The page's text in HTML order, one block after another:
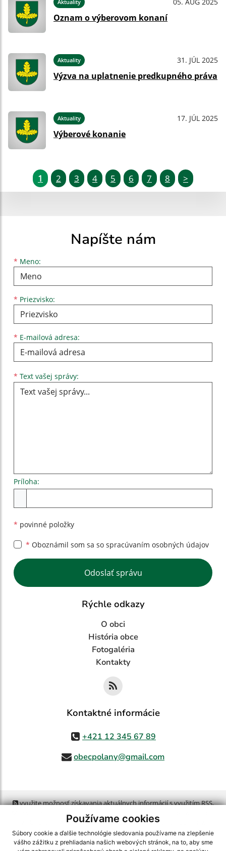
Používame cookies
Súbory cookie a ďalšie technológie sledovania používame na zlepšenie
vášho zážitku z prehliadania našich webových stránok, na to, aby sme
Aktuality
Oznam o výberovom konaní
Aktuality 31. JÚL 2025
Výzva na uplatnenie predkupného práva
Aktuality 17. JÚL 2025
Výberové konanie
1 2 3 4 5 6 7 8 >
Napíšte nám
* Meno:
Meno
* Priezvisko:
Priezvisko
* E-mailová adresa:
E-mailová adresa
* Text vašej správy:
Príloha:
* povinné položky
* Oboznámil som sa so spracúvaním osobných údajov
Google reCaptcha Response
Odoslať správu
Rýchle odkazy
O obci
História obce
Fotogaléria
Kontakty
Kontaktné informácie
+421 12 345 67 89
obecpolany@gmail.com
využite možnosť získavania aktuálnych informácií s využitím RSS,
CMS systém (redakčný) systém ECHELON 2, Mapa stránok
webex.digital, s.r.o.,domény,registrácia domény
spoločnosť webex.digital, s.r.o.,technický prevádzkovateľ